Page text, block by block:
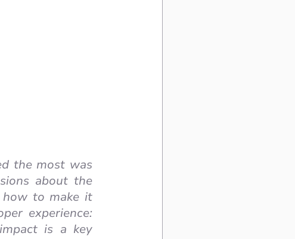
the most was
about the
how to make it
experience:
is a key